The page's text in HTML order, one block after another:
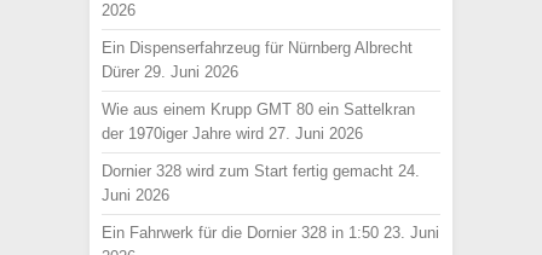
2026
Ein Dispenserfahrzeug für Nürnberg Albrecht
Dürer 29. Juni 2026
Wie aus einem Krupp GMT 80 ein Sattelkran
der 1970iger Jahre wird 27. Juni 2026
Dornier 328 wird zum Start fertig gemacht 24.
Juni 2026
Ein Fahrwerk für die Dornier 328 in 1:50 23. Juni